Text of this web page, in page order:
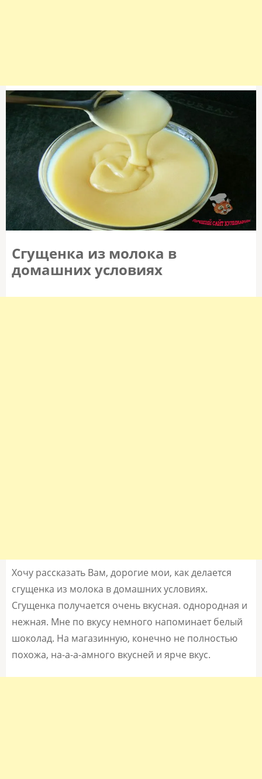
Сгущенка из молока в
домашних условиях
Хочу рассказать Вам, дорогие мои, как делается
сгущенка из молока в домашних условиях.
Сгущенка получается очень вкусная. однородная и
нежная. Мне по вкусу немного напоминает белый
шоколад. На магазинную, конечно не полностью
похожа, на-а-а-амного вкусней и ярче вкус.